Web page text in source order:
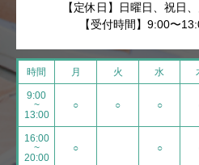
【定休日】日曜日、祝日
【受付時間】9:00〜
時間 月 火 水
9:00
~
13:00
○ ○ ○
16:00
~
20:00
○ ○